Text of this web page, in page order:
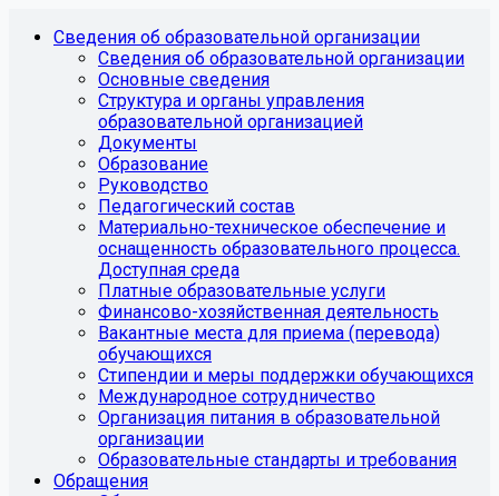
Сведения об образовательной организации
Сведения об образовательной организации
Основные сведения
Структура и органы управления
образовательной организацией
Документы
Образование
Руководство
Педагогический состав
Материально-техническое обеспечение и
оснащенность образовательного процесса.
Доступная среда
Платные образовательные услуги
Финансово-хозяйственная деятельность
Вакантные места для приема (перевода)
обучающихся
Стипендии и меры поддержки обучающихся
Международное сотрудничество
Организация питания в образовательной
организации
Образовательные стандарты и требования
Обращения